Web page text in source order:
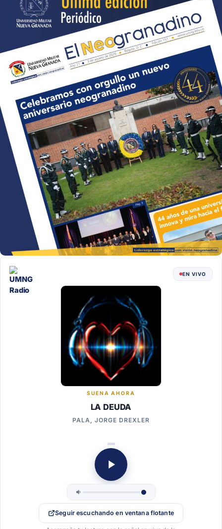
EN VIVO
SUENA AHORA
LA DEUDA
PALA, JORGE DREXLER
Seguir escuchando en ventana flotante